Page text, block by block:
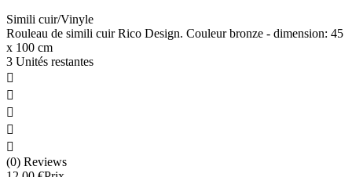
Simili cuir/Vinyle
Rouleau de simili cuir Rico Design. Couleur bronze - dimension: 45
x 100 cm
3 Unités restantes





(0) Reviews